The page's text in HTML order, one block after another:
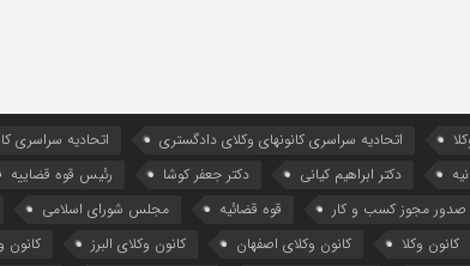
اتحادیه سراسری کانونهای وکلای دادگستری اتحادیه سراسری
دکتر ابراهیم کیانی دکتر جعفر کوشا رئیس قوه قضاییه
مجوز کسب و کار قوه قضائیه مجلس شورای اسلامی
کانون وکلا کانون وکلای اصفهان کانون وکلای البرز کانون